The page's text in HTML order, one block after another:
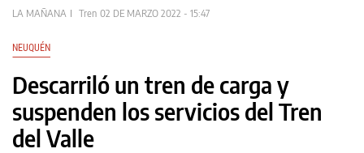
LA MAÑANA Tren 02 DE MARZO 2022 - 15:47
NEUQUÉN
Descarriló un tren de carga y
suspenden los servicios del Tren
del Valle